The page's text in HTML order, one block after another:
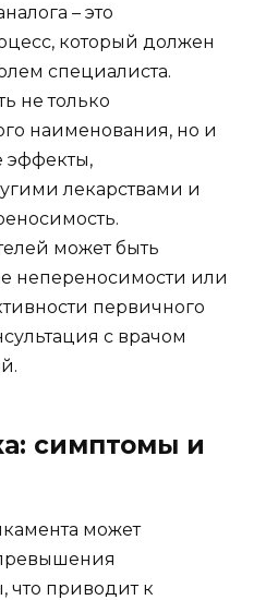
– это
который должен
специалиста.
не только
наименования, но и
эффекты,
лекарствами и
может быть
непереносимости или
первичного
с врачом
симптомы и
может
что приводит к